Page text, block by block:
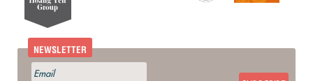
NEWSLETTER